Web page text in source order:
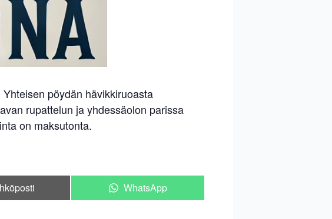
pöydän hävikkiruoasta
rupattelun ja yhdessäolon parissa
on maksutonta.
Share
on
WhatsApp